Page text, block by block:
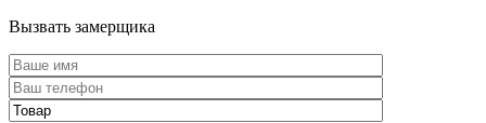
Вызвать замерщика